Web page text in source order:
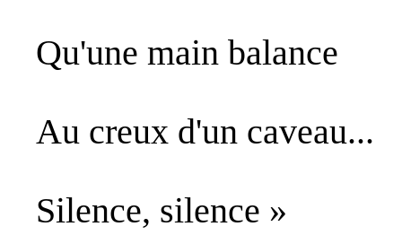
Qu'une main balance
Au creux d'un caveau...
Silence, silence »